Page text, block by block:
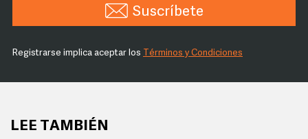
Suscríbete
Registrarse implica aceptar los Términos y Condiciones
LEE TAMBIÉN